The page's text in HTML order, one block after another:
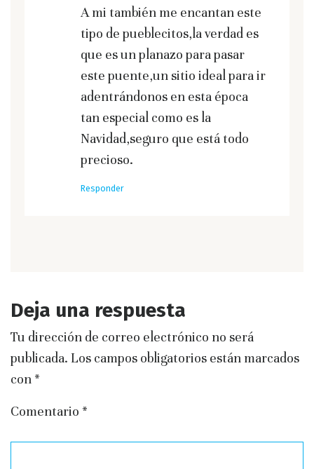
A mi también me encantan este
tipo de pueblecitos,la verdad es
que es un planazo para pasar
este puente,un sitio ideal para ir
adentrándonos en esta época
tan especial como es la
Navidad,seguro que está todo
precioso.
Responder
Deja una respuesta
Tu dirección de correo electrónico no será
publicada. Los campos obligatorios están marcados
con *
Comentario *